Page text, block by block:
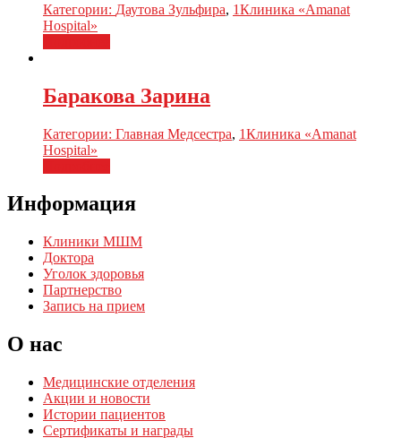
Категории: Даутова Зульфира, 1Клиника «Amanat
Hospital»
Баракова Зарина
Категории: Главная Медсестра, 1Клиника «Amanat
Hospital»
Информация
Клиники МШМ
Доктора
Уголок здоровья
Партнерство
Запись на прием
О нас
Медицинские отделения
Акции и новости
Истории пациентов
Сертификаты и награды